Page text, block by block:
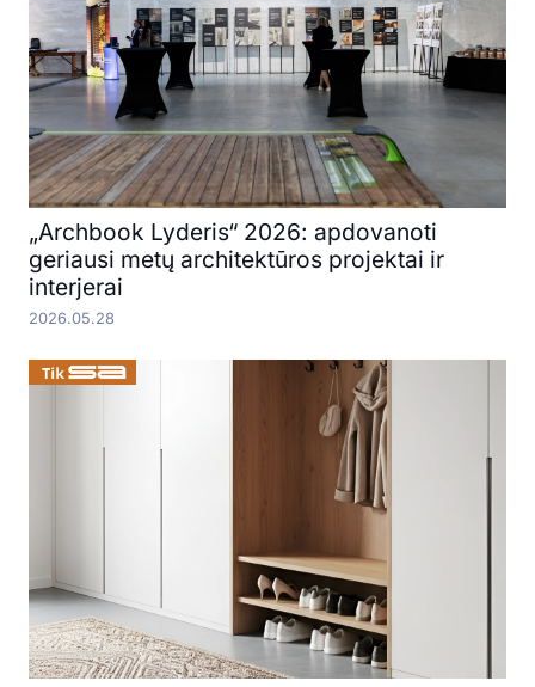
„Archbook Lyderis“ 2026: apdovanoti
geriausi metų architektūros projektai ir
interjerai
2026.05.28